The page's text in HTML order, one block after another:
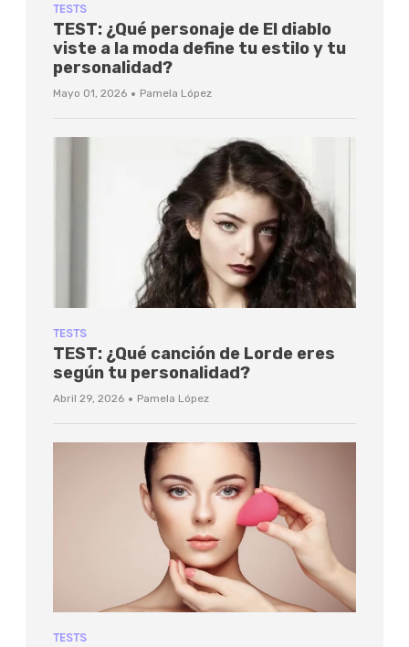
TESTS
TEST: ¿Qué personaje de El diablo
viste a la moda define tu estilo y tu
personalidad?
Mayo 01, 2026 · Pamela López
TESTS
TEST: ¿Qué canción de Lorde eres
según tu personalidad?
Abril 29, 2026 · Pamela López
TESTS